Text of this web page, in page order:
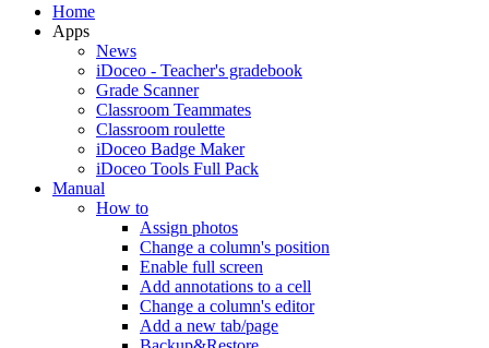
Home
Apps
News
iDoceo - Teacher's gradebook
Grade Scanner
Classroom Teammates
Classroom roulette
iDoceo Badge Maker
iDoceo Tools Full Pack
Manual
How to
Assign photos
Change a column's position
Enable full screen
Add annotations to a cell
Change a column's editor
Add a new tab/page